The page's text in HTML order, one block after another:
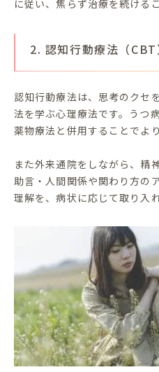
に従い、焦らず治療を続ける
2. 認知行動療法（
認知行動療法は、思考のクセ
法を学ぶ心理療法です。うつ
薬物療法と併用することでよ
また外来通院をしながら、精
助言・人間関係や関わり方の
理解を、病状に応じて取り入